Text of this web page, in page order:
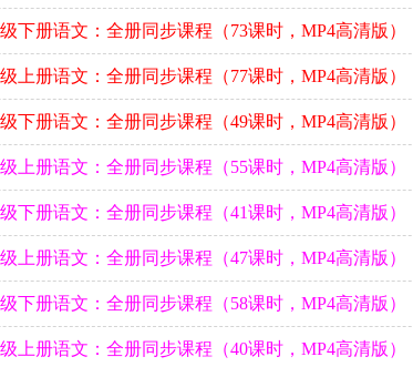
下册语文：全册同步课程（73课时，MP4高清版）
上册语文：全册同步课程（77课时，MP4高清版）
下册语文：全册同步课程（49课时，MP4高清版）
上册语文：全册同步课程（55课时，MP4高清版）
下册语文：全册同步课程（41课时，MP4高清版）
上册语文：全册同步课程（47课时，MP4高清版）
下册语文：全册同步课程（58课时，MP4高清版）
上册语文：全册同步课程（40课时，MP4高清版）